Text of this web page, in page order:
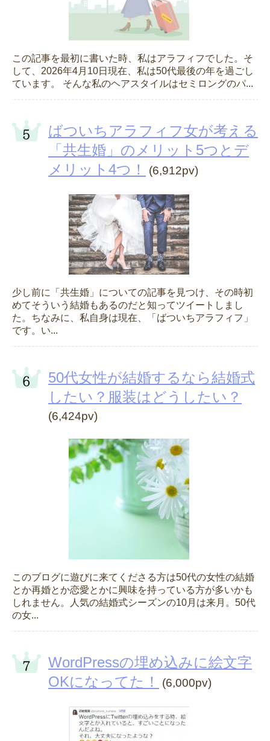
この記事を最初に書いた時、私はアラフィフでした。そ
して、2026年4月10日現在、私は50代最後の年を過ごし
ています。 そんな私のヘアスタイルはセミロングのパ...
ばついちアラフィフ女が考える
「共生婚」のメリット5つとデ
メリット4つ！
(6,912pv)
少し前に「共生婚」についての記事を見つけ、その時初
めてそういう結婚もあるのだと知ってツイートしまし
た。ちなみに、私自身は現在、「ばついちアラフィフ」
です。い...
50代女性が結婚するなら結婚式
したい？服装はどうしたい？
(6,424pv)
このブログに遊びに来てくださる方は50代の女性の結婚
とか再婚とか恋愛とかに興味を持っている方が多いかも
しれません。人気の結婚式シーズンの10月は来月。50代
の女...
WordPressの埋め込みに絵文字
OKになってた！
(6,000pv)